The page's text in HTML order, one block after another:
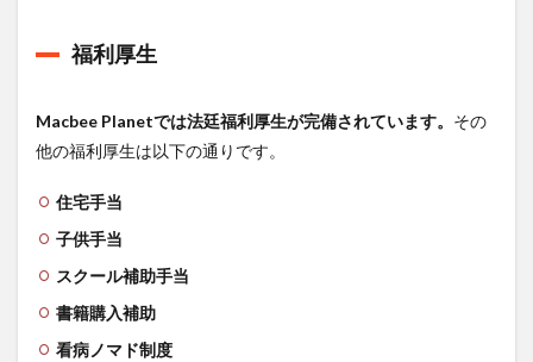
福利厚生
Macbee Planetでは法廷福利厚生が完備されています。 その
他の福利厚生は以下の通りです。
住宅手当
子供手当
スクール補助手当
書籍購入補助
看病ノマド制度